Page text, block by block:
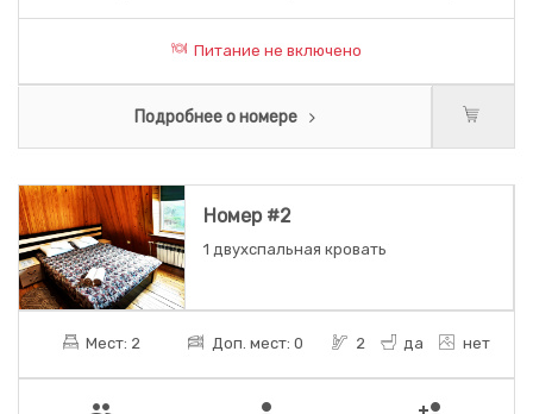
Питание не включено
Подробнее о номере
Номер #2
1 двухспальная кровать
Мест: 2 Доп. мест: 0 2 да нет